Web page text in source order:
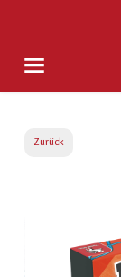
Zurück